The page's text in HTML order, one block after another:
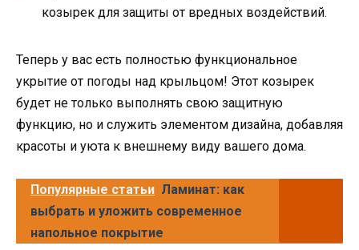
козырек для защиты от вредных воздействий.
Теперь у вас есть полностью функциональное
укрытие от погоды над крыльцом! Этот козырек
будет не только выполнять свою защитную
функцию, но и служить элементом дизайна, добавляя
красоты и уюта к внешнему виду вашего дома.
Популярные статьи Ламинат: как
выбрать и уложить современное
напольное покрытие